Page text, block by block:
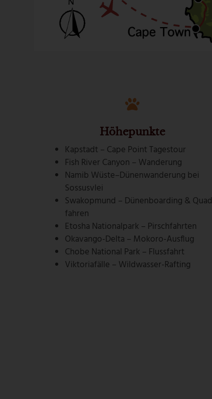
Höhepunkte
Kapstadt – Cape Point Tagestour
Fish River Canyon – Wanderung
Namib Wüste–Dünenwanderung bei
Sossusvlei
Swakopmund – Dünenboarding & Quad
fahren
Etosha Nationalpark – Pirschfahrten
Okavango-Delta – Mokoro-Ausflug
Chobe National Park – Flussfahrt
Viktoriafälle – Wildwasser-Rafting